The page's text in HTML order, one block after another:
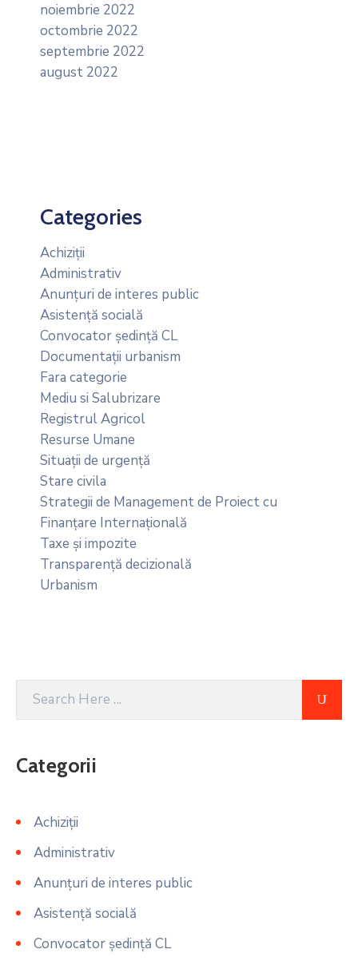
noiembrie 2022
octombrie 2022
septembrie 2022
august 2022
Categories
Achiziții
Administrativ
Anunțuri de interes public
Asistență socială
Convocator ședință CL
Documentații urbanism
Fara categorie
Mediu si Salubrizare
Registrul Agricol
Resurse Umane
Situații de urgență
Stare civila
Strategii de Management de Proiect cu
Finanțare Internațională
Taxe și impozite
Transparență decizională
Urbanism
Categorii
Achiziții
Administrativ
Anunțuri de interes public
Asistență socială
Convocator ședință CL